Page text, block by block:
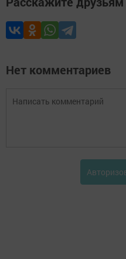
Нет комментариев